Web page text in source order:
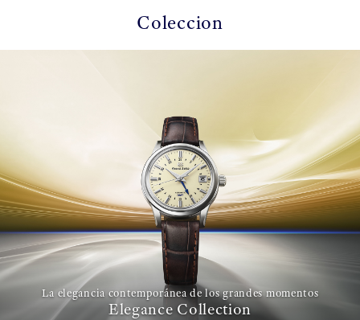
Coleccion
La elegancia contemporánea de los grandes momentos
Elegance Collection